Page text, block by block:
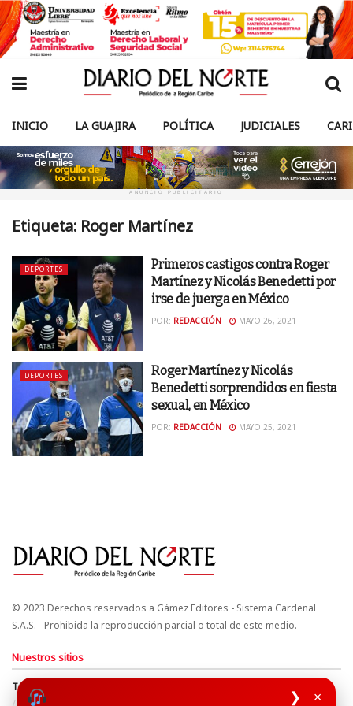
❯ ×
INICIO LA GUAJIRA POLÍTICA JUDICIALES
ANUNCIO PUBLICITARIO
Etiqueta: Roger Martínez
DEPORTES
Primeros castigos contra Roger
Martínez y Nicolás Benedetti por
irse de juerga en México
POR: REDACCIÓN MAYO 26, 2021
DEPORTES
Roger Martínez y Nicolás
Benedetti sorprendidos en fiesta
sexual, en México
POR: REDACCIÓN MAYO 25, 2021
© 2023 Derechos reservados a Gámez Editores - Sistema Cardenal
S.A.S. - Prohibida la reproducción parcial o total de este medio.
Nuestros sitios
Términos y Condiciones
Derechos de Autor y Propiedad Intelectual